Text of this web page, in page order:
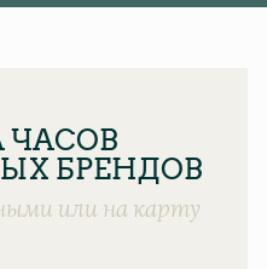
ЧАСОВ
БРЕНДОВ
или на карту